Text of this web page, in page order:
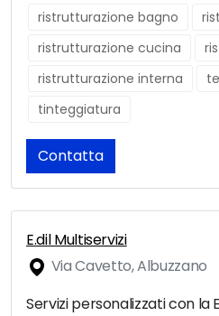
ristrutturazione bagno
ristrutturazione cucina
ristrutturazione interna
tinteggiatura
Contatta
E.dil Multiservizi
Via Cavetto, Albuzzano
Servizi personalizzati con la